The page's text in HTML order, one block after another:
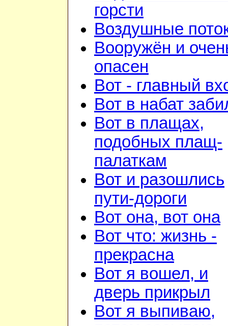
горсти
Воздушные
Вооружён и
опасен
Вот - главный
Вот в набат
Вот в плащах,
подобных плащ-
палаткам
Вот и разошлись
пути-дороги
Вот она, вот она
Вот что: жизнь -
прекрасна
Вот я вошел, и
дверь прикрыл
Вот я выпиваю,